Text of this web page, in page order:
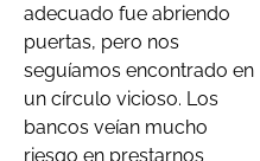
adecuado fue abriendo
puertas, pero nos
seguíamos encontrado en
un círculo vicioso. Los
bancos veían mucho
riesgo en prestarnos